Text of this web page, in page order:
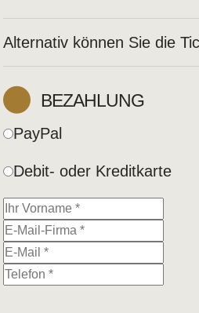
Alternativ können Sie die
BEZAHLUNG
PayPal
Debit- oder Kreditkarte